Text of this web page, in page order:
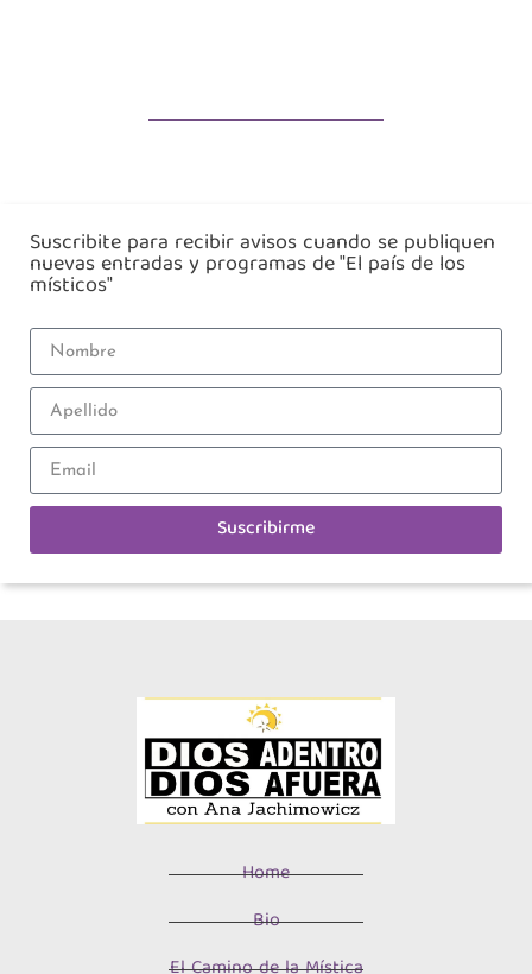
Suscribite para recibir avisos cuando se publiquen
nuevas entradas y programas de "El país de los
místicos"
Suscribirme
Home
Bio